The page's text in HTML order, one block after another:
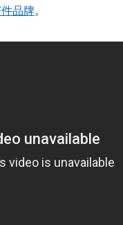
品牌。